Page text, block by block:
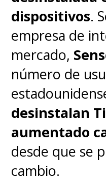
(demócrata),
carta, instaron
Shou Zi Chew
plataforma
así poder
Estados
"El Congreso
manera
dispositivos.
empresa de
mercado,
número de
desinstalan
aumentado
desde que se
cambio.